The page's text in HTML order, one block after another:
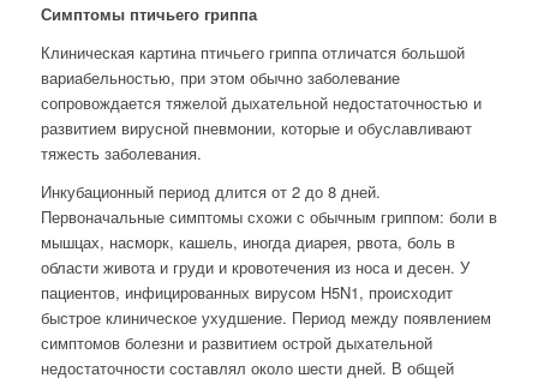
Симптомы птичьего гриппа
Клиническая картина птичьего гриппа отличатся большой
вариабельностью, при этом обычно заболевание
сопровождается тяжелой дыхательной недостаточностью и
развитием вирусной пневмонии, которые и обуславливают
тяжесть заболевания.
Инкубационный период длится от 2 до 8 дней.
Первоначальные симптомы схожи с обычным гриппом: боли в
мышцах, насморк, кашель, иногда диарея, рвота, боль в
области живота и груди и кровотечения из носа и десен. У
пациентов, инфицированных вирусом H5N1, происходит
быстрое клиническое ухудшение. Период между появлением
симптомов болезни и развитием острой дыхательной
недостаточности составлял около шести дней. В общей